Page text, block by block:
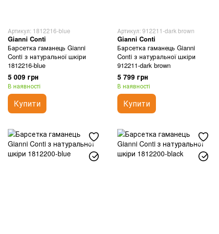
Артикул: 1812216-blue
Gianni Conti
Барсетка гаманець Gianni
Conti з натуральної шкіри
1812216-blue
5 009 грн
В наявності
Купити
Артикул: 912211-dark brown
Gianni Conti
Барсетка гаманець Gianni
Conti з натуральної шкіри
912211-dark brown
5 799 грн
В наявності
Купити